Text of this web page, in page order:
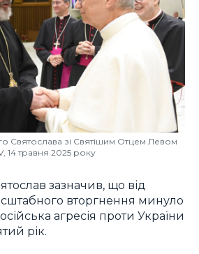
Святослава зі Святішим Отцем Левом
14 травня 2025 року
зазначив, що від
вторгнення минуло
агресія проти України
рік.